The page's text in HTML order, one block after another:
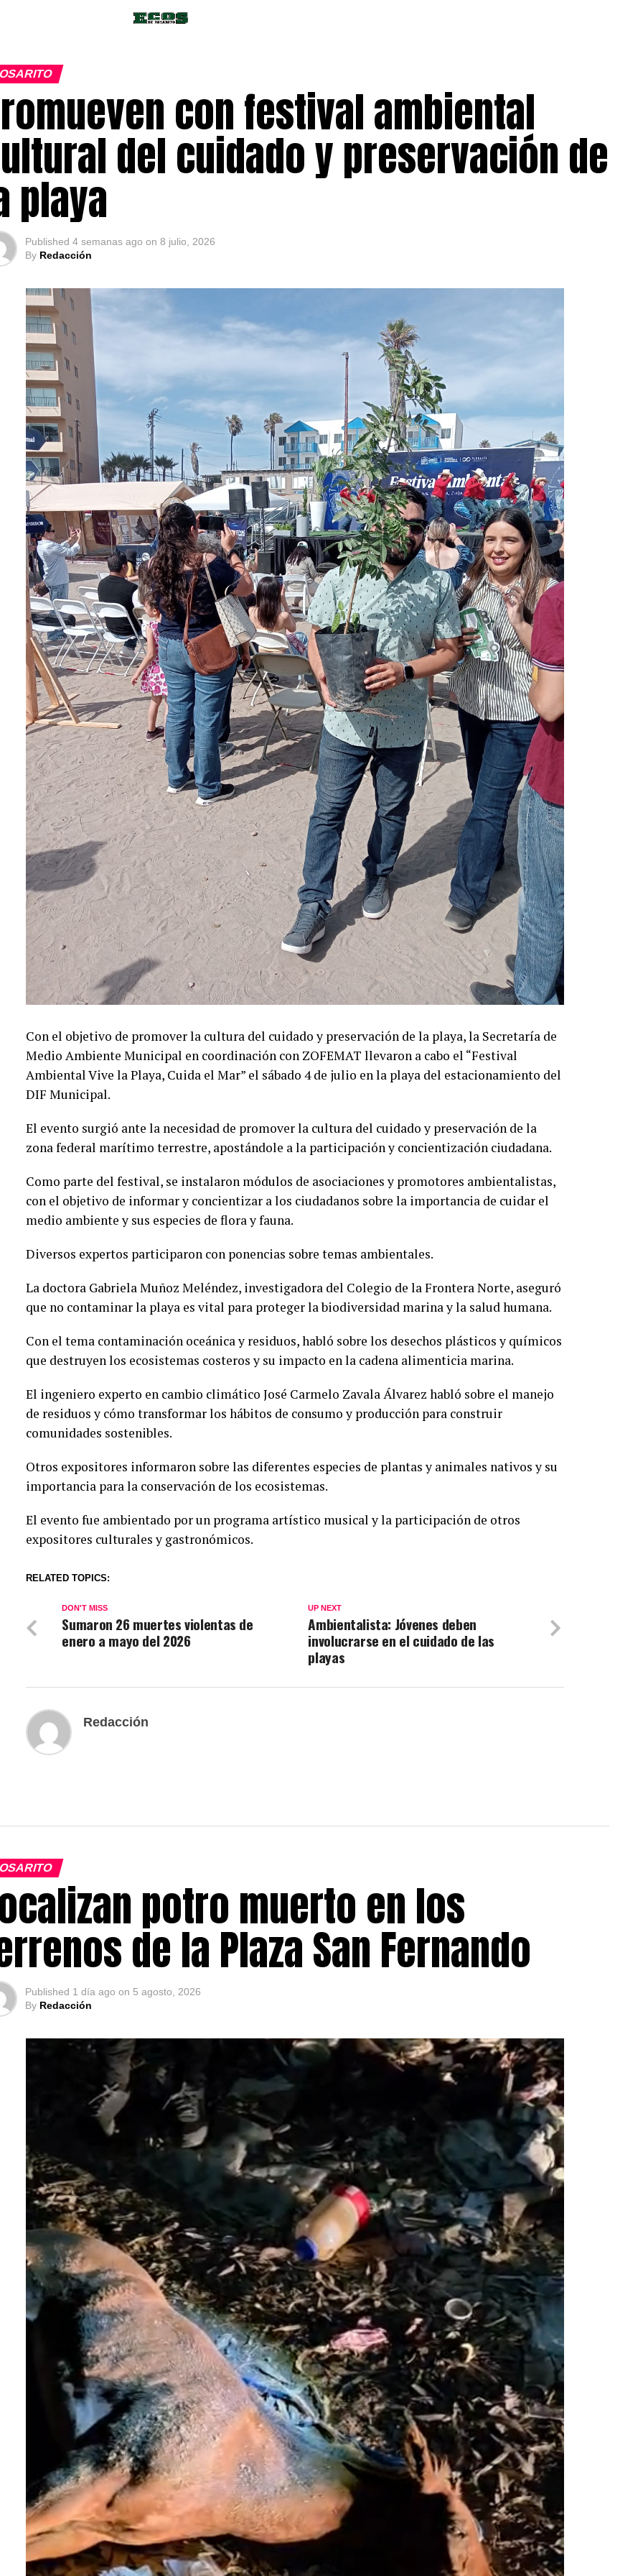
con festival ambiental
del cuidado y preservación de
playa
Published 4 semanas ago on 8 julio, 2026
By Redacción
Con el objetivo de promover la cultura del cuidado y preservación de la playa, la Secretaría de
Medio Ambiente Municipal en coordinación con ZOFEMAT llevaron a cabo el “Festival
Ambiental Vive la Playa, Cuida el Mar” el sábado 4 de julio en la playa del estacionamiento del
DIF Municipal.
El evento surgió ante la necesidad de promover la cultura del cuidado y preservación de la
zona federal marítimo terrestre, apostándole a la participación y concientización ciudadana.
Como parte del festival, se instalaron módulos de asociaciones y promotores ambientalistas,
con el objetivo de informar y concientizar a los ciudadanos sobre la importancia de cuidar el
medio ambiente y sus especies de flora y fauna.
Diversos expertos participaron con ponencias sobre temas ambientales.
La doctora Gabriela Muñoz Meléndez, investigadora del Colegio de la Frontera Norte, aseguró
que no contaminar la playa es vital para proteger la biodiversidad marinay la salud humana.
Con el tema contaminación oceánica y residuos, habló sobre los desechos plásticos y químicos
que destruyen los ecosistemas costeros y su impacto en la cadena alimenticia marina.
El ingeniero experto en cambio climático José Carmelo Zavala Álvarez habló sobre el manejo
de residuos y cómo transformar los hábitos de consumo y producción para construir
comunidades sostenibles.
Otros expositores informaron sobre las diferentes especies de plantas y animales nativos y su
importancia para la conservación de los ecosistemas.
El evento fue ambientado por un programa artístico musical y la participación de otros
expositores culturales y gastronómicos.
RELATED TOPICS:
UP NEXT
Ambientalista: Jóvenes deben
involucrarse en el cuidado de las
playas
DON'T MISS
Sumaron 26 muertes violentas de
enero a mayo del 2026
Redacción
potro muerto en los
de la Plaza San Fernando
Published 1 día ago on 5 agosto, 2026
By Redacción